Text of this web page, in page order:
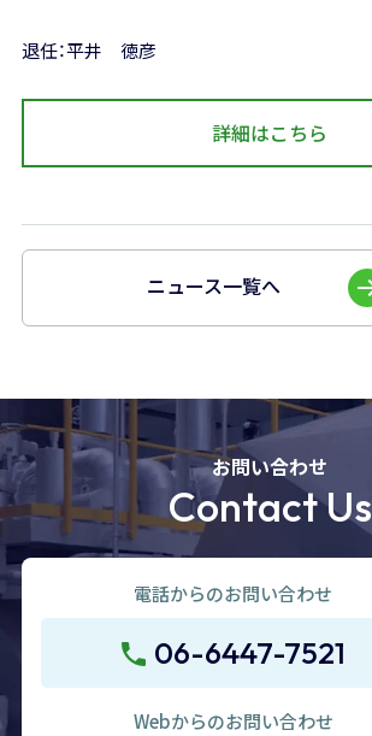
退任：平井 徳彦
詳細はこちら
ニュース一覧へ
お問い合わせ
Contact Us
電話からのお問い合わせ
06-6447-7521
Webからのお問い合わせ